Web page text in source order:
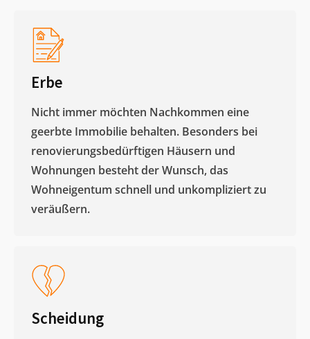
Erbe
Nicht immer möchten Nachkommen eine
geerbte Immobilie behalten. Besonders bei
renovierungsbedürftigen Häusern und
Wohnungen besteht der Wunsch, das
Wohneigentum schnell und unkompliziert zu
veräußern. ​
Scheidung